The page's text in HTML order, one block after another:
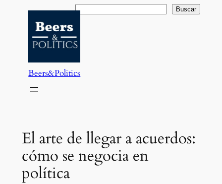
contenido
Buscar Buscar
Beers&Politics
El arte de llegar a acuerdos:
cómo se negocia en
política